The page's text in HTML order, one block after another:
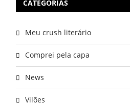
CATEGORIAS
Meu crush literário
Comprei pela capa
News
Vilões